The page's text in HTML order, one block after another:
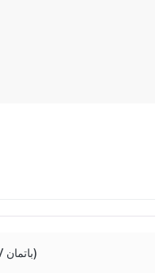
(باتمان / بكيرهان)